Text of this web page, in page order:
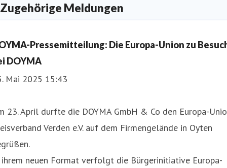
Zugehörige Meldungen
Pressemitteilung: Die Europa-Union zu
DOYMA
Mai 2025 15:43
23. April durfte die DOYMA GmbH & Co den Europa-
Verden e.V. auf dem Firmengelände in Oyten
neuen Format verfolgt die Bürgerinitiative Europa-